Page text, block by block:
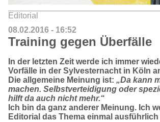
Editorial
08.02.2016 - 16:52
Training gegen Überfälle
In der letzten Zeit werde ich immer
Vorfälle in der Sylvesternacht in Köln
Die allgemeine Meinung ist: „Da kann
machen. Selbstverteidigung oder
hilft da auch nicht mehr.“
Ich bin da ganz anderer Meinung. Ich
Editorial das Thema einmal